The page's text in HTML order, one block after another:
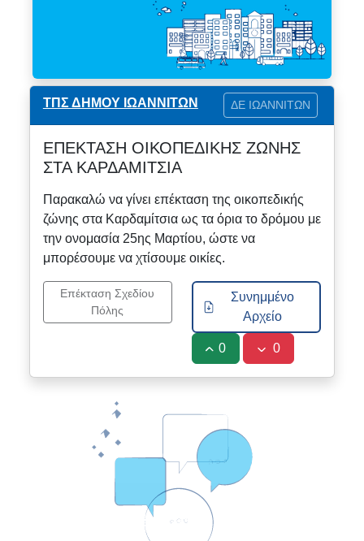
ΤΠΣ ΔΗΜΟΥ ΙΩΑΝΝΙΤΩΝ ΔΕ ΙΩΑΝΝΙΤΩΝ
ΕΠΕΚΤΑΣΗ ΟΙΚΟΠΕΔΙΚΗΣ ΖΩΝΗΣ
ΣΤΑ ΚΑΡΔΑΜΙΤΣΙΑ
Παρακαλώ να γίνει επέκταση της οικοπεδικής
ζώνης στα Καρδαμίτσια ως τα όρια το δρόμου με
την ονομασία 25ης Μαρτίου, ώστε να
μπορέσουμε να χτίσουμε οικίες.
Επέκταση Σχεδίου
Πόλης
Συνημμένο
Αρχείο
0 0